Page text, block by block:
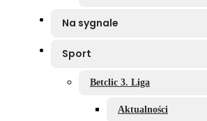
Na sygnale
Sport
Betclic 3. Liga
Aktualności